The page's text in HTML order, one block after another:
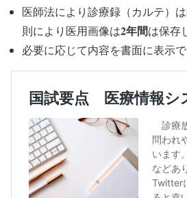
医師法により診療録（カルテ）は
則により医用画像は2年間は保存
必要に応じて内容を書面に表示